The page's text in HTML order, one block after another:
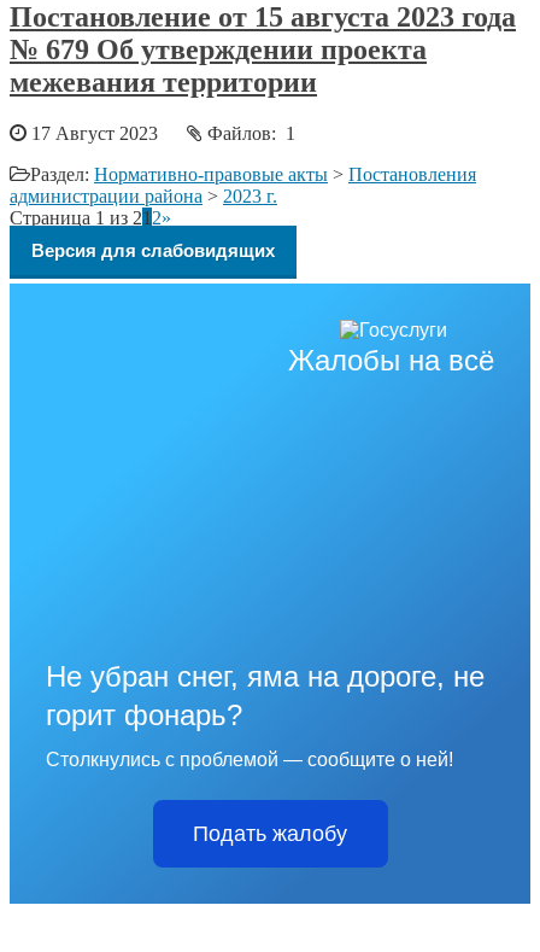
Постановление от 15 августа 2023 года
№ 679 Об утверждении проекта
межевания территории
17 Август 2023
Файлов: 1
Раздел: Нормативно-правовые акты > Постановления
администрации района > 2023 г.
Страница 1 из 21 2»
Версия для слабовидящих
Жалобы на всё
Не убран снег, яма на дороге, не
горит фонарь?
Столкнулись с проблемой — сообщите о ней!
Подать жалобу